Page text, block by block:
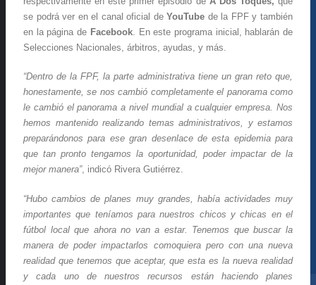
se podrá ver en el canal oficial deYouTube de la FPF y también
en la página de Facebook. En este programa inicial, hablarán de
Selecciones Nacionales, árbitros, ayudas, y más.
“Dentro de la FPF, la parte administrativa tiene un gran reto que,
honestamente, se nos cambió completamente el panorama como
le cambió el panorama a nivel mundial a cualquier empresa. Nos
hemos mantenido realizando temas administrativos, y estamos
preparándonos para ese gran desenlace de esta epidemia para
que tan pronto tengamos la oportunidad, poder impactar de la
mejor manera”, indicó Rivera Gutiérrez.
“Hubo cambios de planes muy grandes, había actividades muy
importantes que teníamos para nuestros chicos y chicas en el
fútbol local que ahora no van a estar. Tenemos que buscar la
manera de poder impactarlos comoquiera pero con una nueva
realidad que tenemos que aceptar, que esta es la nueva realidad
y cada uno de nuestros recursos están haciendo planes